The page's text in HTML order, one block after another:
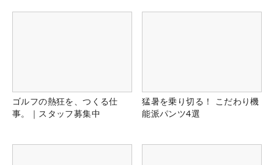
ゴルフの熱狂を、つくる仕
事。｜スタッフ募集中
猛暑を乗り切る！ こだわり機
能派パンツ4選